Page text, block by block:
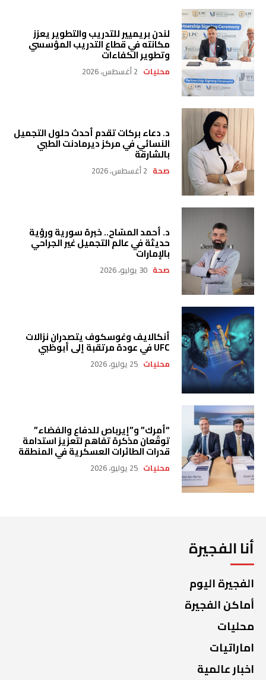
لندن بريميير للتدريب والتطوير يعزز
مكانته في قطاع التدريب المؤسسي
وتطوير الكفاءات
محليات 2 أغسطس، 2026
د. دعاء بركات تقدم أحدث حلول التجميل
النسائي في مركز ديرمادنت الطبي
بالشارقة
صحة 2 أغسطس، 2026
د. أحمد المسّاح.. خبرة سورية ورؤية
حديثة في عالم التجميل غير الجراحي
بالإمارات
صحة 30 يوليو، 2026
أنكالايف وغوسكوف يتصدران نزالات
UFC في عودة مرتقبة إلى أبوظبي
محليات 25 يوليو، 2026
“أمرك” و”إيرباص للدفاع والفضاء”
توقّعان مذكرة تفاهم لتعزيز استدامة
قدرات الطائرات العسكرية في المنطقة
محليات 25 يوليو، 2026
أنا الفجيرة
الفجيرة اليوم
أماكن الفجيرة
محليات
اماراتيات
اخبار عالمية